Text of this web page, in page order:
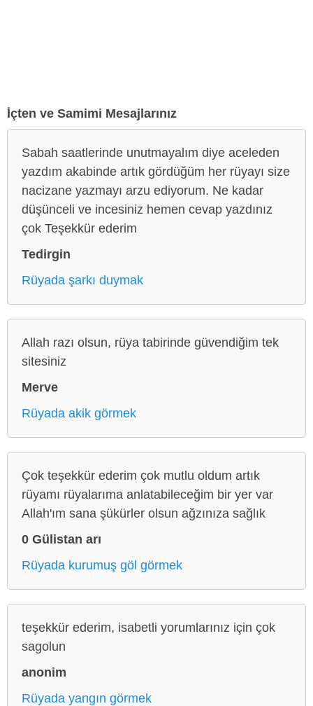
İçten ve Samimi Mesajlarınız
Sabah saatlerinde unutmayalım diye aceleden
yazdım akabinde artık gördüğüm her rüyayı size
nacizane yazmayı arzu ediyorum. Ne kadar
düşünceli ve incesiniz hemen cevap yazdınız
çok Teşekkür ederim
Tedirgin
Rüyada şarkı duymak
Allah razı olsun, rüya tabirinde güvendiğim tek
sitesiniz
Merve
Rüyada akik görmek
Çok teşekkür ederim çok mutlu oldum artık
rüyamı rüyalarıma anlatabileceğim bir yer var
Allah'ım sana şükürler olsun ağzınıza sağlık
0 Gülistan arı
Rüyada kurumuş göl görmek
teşekkür ederim, isabetli yorumlarınız için çok
sagolun
anonim
Rüyada yangın görmek